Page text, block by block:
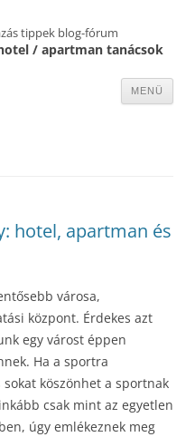
tippek blog-fórum
/ apartman tanácsok
MENÜ
hotel, apartman és
városa,
központ. Érdekes azt
egy várost éppen
Ha a sportra
köszönhet a sportnak
csak mint az egyetlen
úgy emlékeznek meg